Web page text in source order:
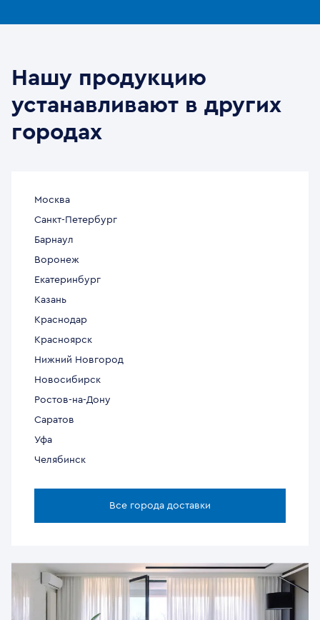
Нашу продукцию
устанавливают в других
городах
Москва
Санкт-Петербург
Барнаул
Воронеж
Екатеринбург
Казань
Краснодар
Красноярск
Нижний Новгород
Новосибирск
Ростов-на-Дону
Саратов
Уфа
Челябинск
Все города доставки